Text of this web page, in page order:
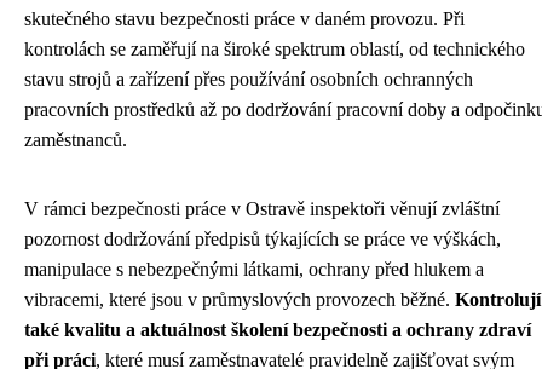
skutečného stavu bezpečnosti práce v daném provozu. Při
kontrolách se zaměřují na široké spektrum oblastí, od technického
stavu strojů a zařízení přes používání osobních ochranných
pracovních prostředků až po dodržování pracovní doby a
zaměstnanců.
V rámci bezpečnosti práce v Ostravě inspektoři věnují zvláštní
pozornost dodržování předpisů týkajících se práce ve výškách,
manipulace s nebezpečnými látkami, ochrany před hlukem a
vibracemi, které jsou v průmyslových provozech běžné. Kontrolují
také kvalitu a aktuálnost školení bezpečnosti a ochrany zdraví
při práci, které musí zaměstnavatelé pravidelně zajišťovat svým